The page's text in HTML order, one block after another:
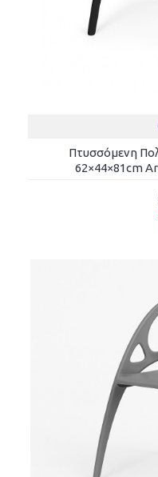
Πτυσσόμενη
62×44×81cm